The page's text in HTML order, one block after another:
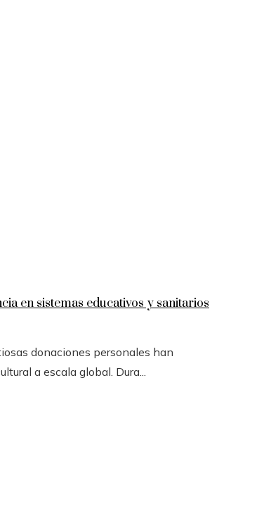
en sistemas educativos y sanitarios
donaciones personales han
a escala global. Dura...